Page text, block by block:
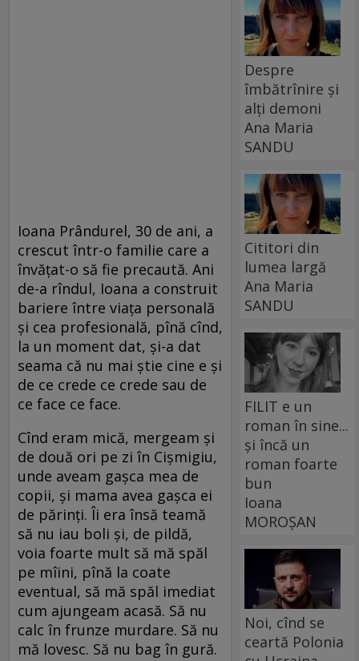
Ioana Prândurel, 30 de ani, a
crescut într-o familie care a
învăţat-o să fie precaută. Ani
de-a rîndul, Ioana a construit
bariere între viaţa personală
şi cea profesională, pînă cînd,
la un moment dat, şi-a dat
seama că nu mai ştie cine e şi
de ce crede ce crede sau de
ce face ce face.
Cînd eram mică, mergeam şi
de două ori pe zi în Cişmigiu,
unde aveam gaşca mea de
copii, şi mama avea gaşca ei
de părinţi. Îi era însă teamă
să nu iau boli şi, de pildă,
voia foarte mult să mă spăl
pe mîini, pînă la coate
eventual, să mă spăl imediat
cum ajungeam acasă. Să nu
calc în frunze murdare. Să nu
mă lovesc. Să nu bag în gură.
Despre
îmbătrînire și
alți demoni
Ana Maria
SANDU
Cititori din
lumea largă
Ana Maria
SANDU
FILIT e un
roman în sine...
și încă un
roman foarte
bun
Ioana
MOROȘAN
Noi, cînd se
ceartă Polonia